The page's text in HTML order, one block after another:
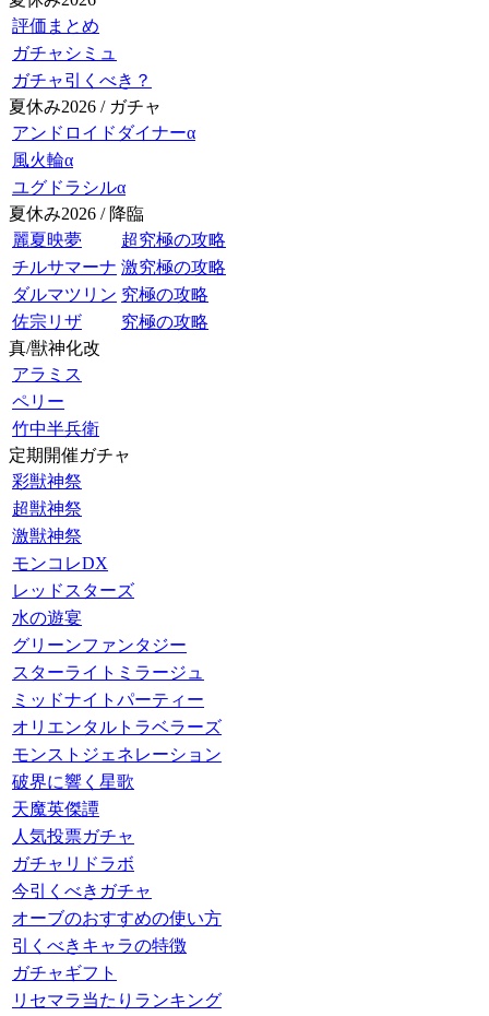
評価まとめ
ガチャシミュ
ガチャ引くべき？
夏休み2026 / ガチャ
アンドロイドダイナーα
風火輪α
ユグドラシルα
夏休み2026 / 降臨
麗夏映夢
超究極の攻略
チルサマーナ 激究極の攻略
ダルマツリン 究極の攻略
佐宗リザ
究極の攻略
真/獣神化改
アラミス
ペリー
竹中半兵衛
定期開催ガチャ
彩獣神祭
超獣神祭
激獣神祭
モンコレDX
レッドスターズ
水の遊宴
グリーンファンタジー
スターライトミラージュ
ミッドナイトパーティー
オリエンタルトラベラーズ
モンストジェネレーション
破界に響く星歌
天魔英傑譚
人気投票ガチャ
ガチャリドラボ
今引くべきガチャ
オーブのおすすめの使い方
引くべきキャラの特徴
ガチャギフト
リセマラ当たりランキング